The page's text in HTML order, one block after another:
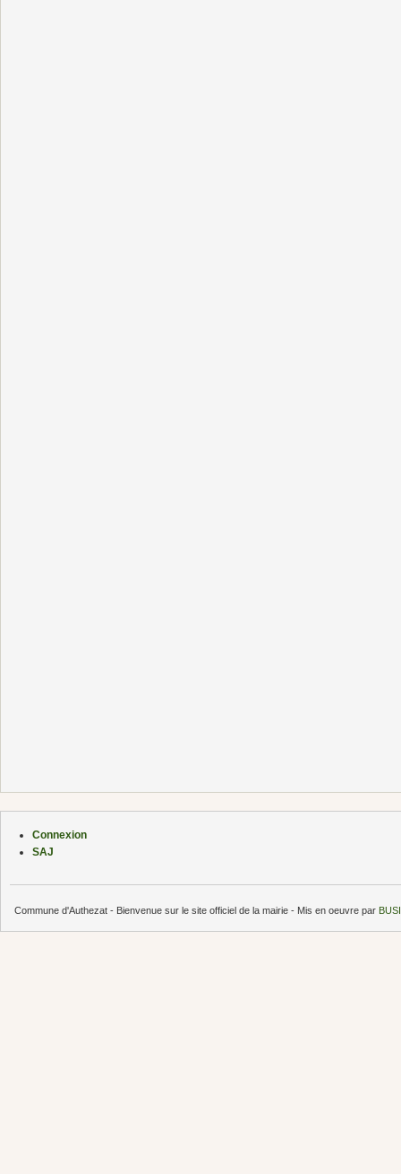
Connexion
SAJ
Commune d'Authezat - Bienvenue sur le site officiel de la mairie - Mis en oeuvre par